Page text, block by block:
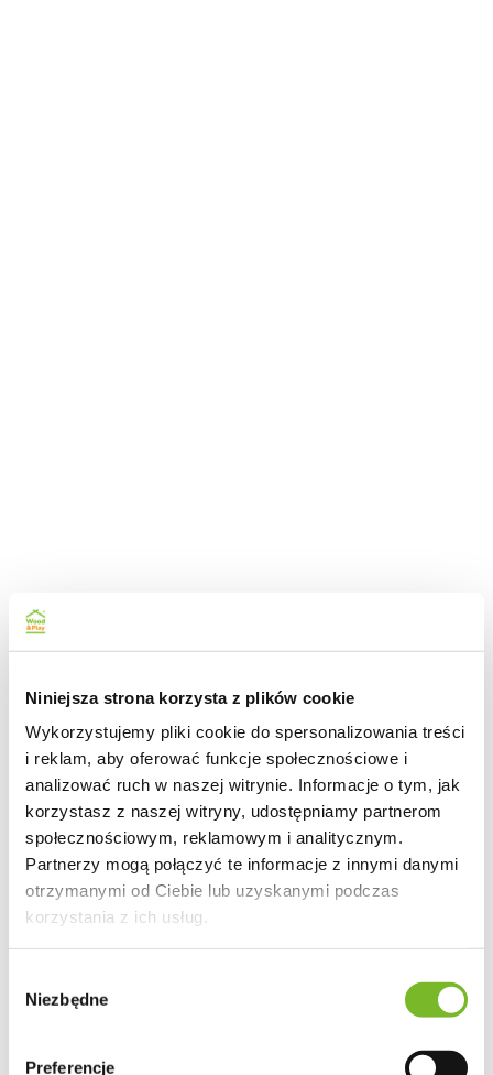
Niniejsza strona korzysta z plików cookie
Wykorzystujemy pliki cookie do spersonalizowania treści
i reklam, aby oferować funkcje społecznościowe i
analizować ruch w naszej witrynie. Informacje o tym, jak
korzystasz z naszej witryny, udostępniamy partnerom
społecznościowym, reklamowym i analitycznym.
Partnerzy mogą połączyć te informacje z innymi danymi
otrzymanymi od Ciebie lub uzyskanymi podczas
korzystania z ich usług.
zgody
Niezbędne
Preferencje